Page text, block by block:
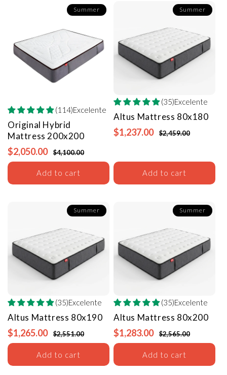
Summer
(114)Excelente
Original Hybrid
Mattress 200x200
$2,050.00 $4,100.00
Add to cart
Summer
(35)Excelente
Altus Mattress 80x180
$1,237.00 $2,459.00
Add to cart
Summer
(35)Excelente
Altus Mattress 80x190
$1,265.00 $2,551.00
Add to cart
Summer
(35)Excelente
Altus Mattress 80x200
$1,283.00 $2,565.00
Add to cart